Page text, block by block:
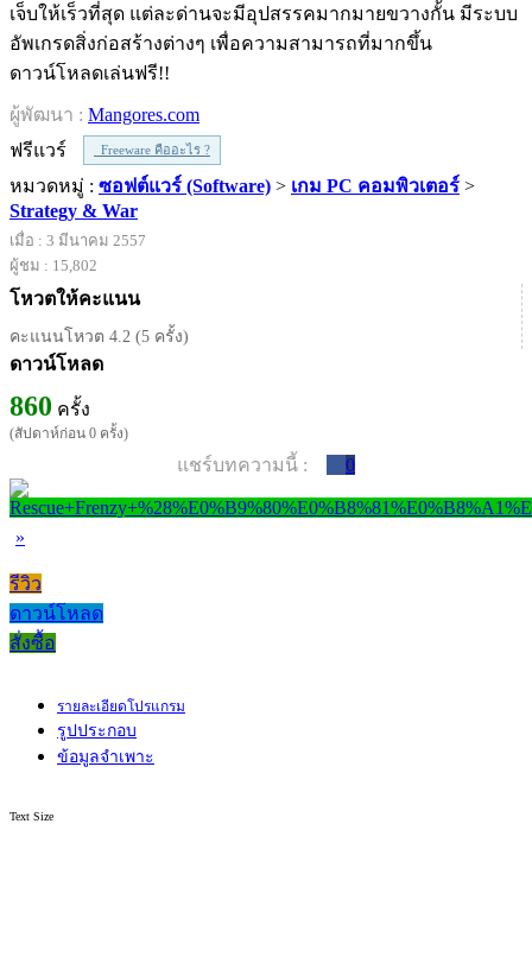
เจ็บให้เร็วที่สุด แต่ละด่านจะมีอุปสรรคมากมายขวางกั้น มีระบบ
อัพเกรดสิ่งก่อสร้างต่างๆ เพื่อความสามารถที่มากขึ้น
ดาวน์โหลดเล่นฟรี!!
ผู้พัฒนา : Mangores.com
ฟรีแวร์
Freeware คืออะไร ?
หมวดหมู่ : ซอฟต์แวร์ (Software) > เกม PC คอมพิวเตอร์ >
Strategy & War
เมื่อ : 3 มีนาคม 2557
ผู้ชม : 15,802
โหวตให้คะแนน
คะแนนโหวต 4.2 (5 ครั้ง)
ดาวน์โหลด
860 ครั้ง
(สัปดาห์ก่อน 0 ครั้ง)
แชร์บทความนี้ : 0
»
รีวิว
ดาวน์โหลด
สั่งซื้อ
รายละเอียดโปรแกรม
รูปประกอบ
ข้อมูลจำเพาะ
Text Size